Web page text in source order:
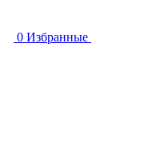
0 Избранные